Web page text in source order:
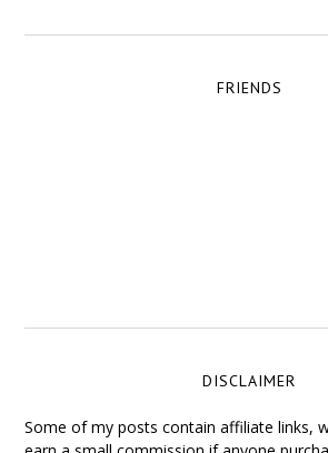
FRIENDS
DISCLAIMER
Some of my posts contain affiliate links,